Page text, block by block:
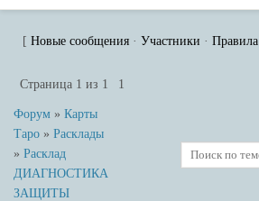
[ Новые сообщения · Участники ·
Страница 1 из 1 1
Форум » Карты
Таро » Расклады
» Расклад
ДИАГНОСТИКА
ЗАЩИТЫ